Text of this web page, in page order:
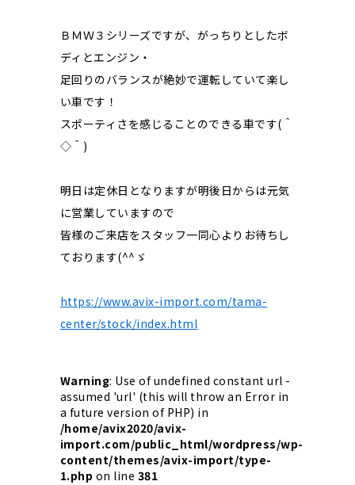
ＢＭＷ３シリーズですが、がっちりとしたボ
ディとエンジン・
足回りのバランスが絶妙で運転していて楽し
い車です！
スポーティさを感じることのできる車です(＾
◇＾)
明日は定休日となりますが明後日からは元気
に営業していますので
皆様のご来店をスタッフ一同心よりお待ちし
ております(^^ゞ
https://www.avix-import.com/tama-
center/stock/index.html
Warning: Use of undefined constant url -
assumed 'url' (this will throw an Error in
a future version of PHP) in
/home/avix2020/avix-
import.com/public_html/wordpress/wp-
content/themes/avix-import/type-
1.php on line 381